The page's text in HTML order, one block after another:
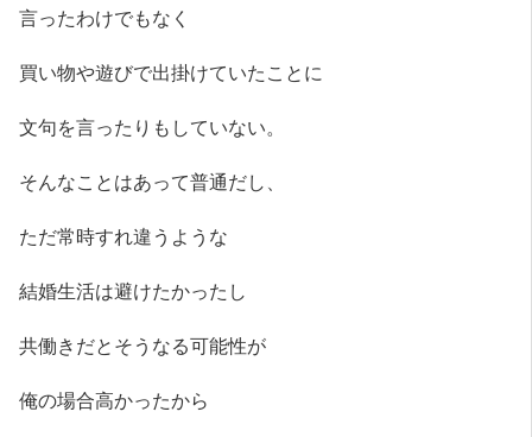
言ったわけでもなく
買い物や遊びで出掛けていたことに
文句を言ったりもしていない。
そんなことはあって普通だし、
ただ常時すれ違うような
結婚生活は避けたかったし
共働きだとそうなる可能性が
俺の場合高かったから